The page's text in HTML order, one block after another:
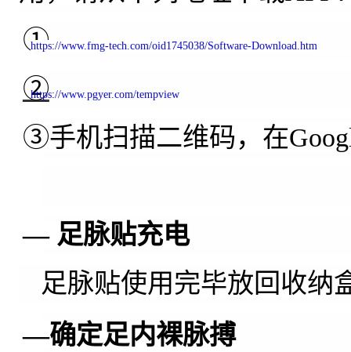
①
https://www.fmg-tech.com/oid1745038/Software-Download.htm
②
https://www.pgyer.com/tempview
③手机扫描二维码，在
— 足脉贴充电
足脉贴使用完毕放回收纳
—确定足内裸脉搏